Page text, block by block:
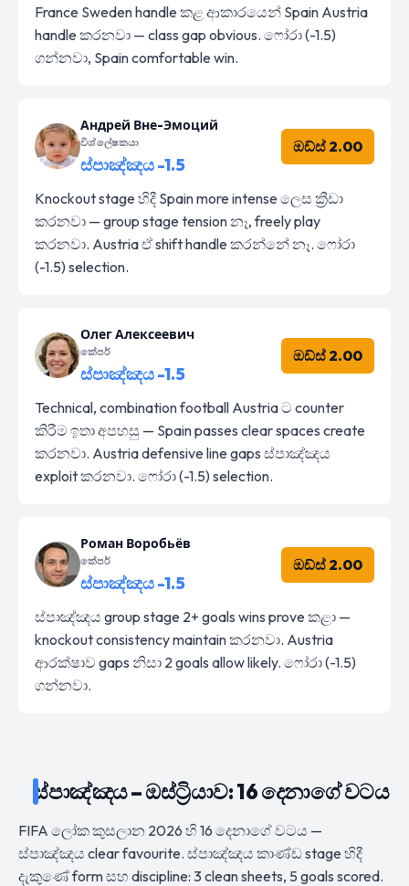
France Sweden handle කළ ආකාරයෙන් Spain Austria
handle කරනවා — class gap obvious. ෆෝරා (-1.5)
ගන්නවා, Spain comfortable win.
Андрей Вне-Эмоций
විශ්ලේෂකයා
ස්පාඤ්ඤය -1.5
ඔඩ්ස් 2.00
Knockout stage හිදී Spain more intense ලෙස ක්‍රීඩා
කරනවා — group stage tension නෑ, freely play
කරනවා. Austria ඒ shift handle කරන්නේ නෑ. ෆෝරා
(-1.5) selection.
Олег Алексеевич
කේපර්
ස්පාඤ්ඤය -1.5
ඔඩ්ස් 2.00
Technical, combination football Austria ට counter
කිරීම ඉතා අපහසු — Spain passes clear spaces create
කරනවා. Austria defensive line gaps ස්පාඤ්ඤය
exploit කරනවා. ෆෝරා (-1.5) selection.
Роман Воробьёв
කේපර්
ස්පාඤ්ඤය -1.5
ඔඩ්ස් 2.00
ස්පාඤ්ඤය group stage 2+ goals wins prove කළා —
knockout consistency maintain කරනවා. Austria
ආරක්ෂාව gaps නිසා 2 goals allow likely. ෆෝරා (-1.5)
ගන්නවා.
ස්පාඤ්ඤය – ඔස්ට්‍රියාව: 16 දෙනාගේ වටය
FIFA ලෝක කුසලාන 2026 හි 16 දෙනාගේ වටය —
ස්පාඤ්ඤය clear favourite. ස්පාඤ්ඤය කාණ්ඩ stage හිදී
දැකුණේ form සහ discipline: 3 clean sheets, 5 goals scored.